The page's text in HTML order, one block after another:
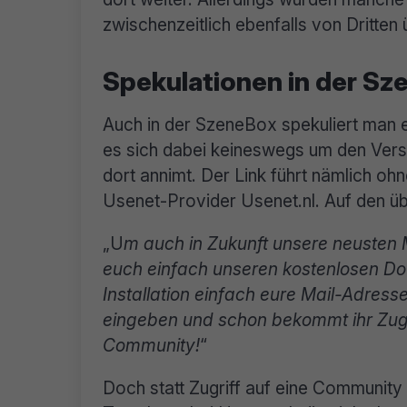
zwischenzeitlich ebenfalls von Dritten
Spekulationen in der
Auch in der SzeneBox spekuliert
es sich dabei keineswegs um den
dort annimt. Der Link führt nämlich
Usenet-Provider Usenet.nl. Auf den
„Um auch in Zukunft unsere neusten
euch einfach unseren kostenlosen
Installation einfach eure Mail-
eingeben und schon bekommt ihr
Community!“
Doch statt Zugriff auf eine